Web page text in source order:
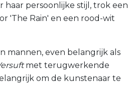
persoonlijke stijl, trok een
'The Rain' en een rood-wit
mannen, even belangrijk als
met terugwerkende
om de kunstenaar te